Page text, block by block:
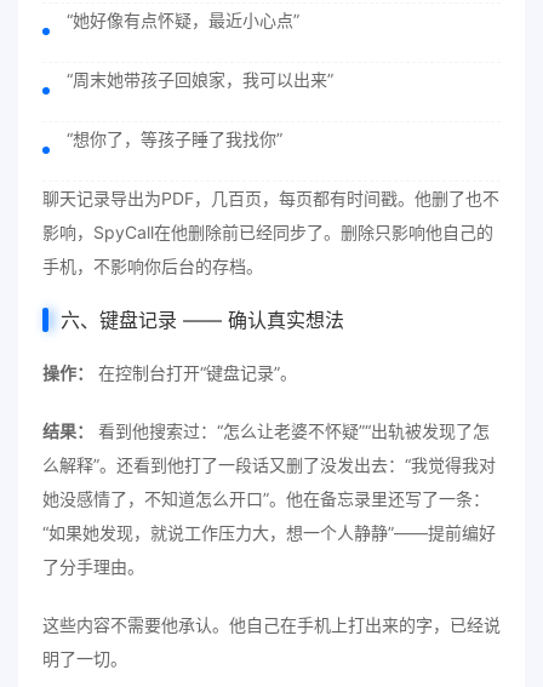
“她好像有点怀疑，最近小心点”
“周末她带孩子回娘家，我可以出来”
“想你了，等孩子睡了我找你”
聊天记录导出为PDF，几百页，每页都有时间戳。他删了也不
影响，SpyCall在他删除前已经同步了。删除只影响他自己的
手机，不影响你后台的存档。
六、键盘记录 —— 确认真实想法
操作： 在控制台打开“键盘记录”。
结果：
看到他搜索过：“怎么让老婆不怀疑”“出轨被发现了怎
么解释”。还看到他打了一段话又删了没发出去：“我觉得我对
她没感情了，不知道怎么开口”。他在备忘录里还写了一条：
“如果她发现，就说工作压力大，想一个人静静”——提前编好
了分手理由。
这些内容不需要他承认。他自己在手机上打出来的字，已经说
明了一切。